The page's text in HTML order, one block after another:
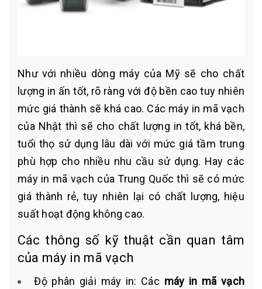
Như với nhiều dòng máy của Mỹ sẽ cho chất
lượng in ấn tốt, rõ ràng với độ bền cao tuy nhiên
mức giá thành sẽ khá cao. Các máy in mã vạch
của Nhật thì sẽ cho chất lượng in tốt, khá bền,
tuổi thọ sử dụng lâu dài với mức giá tầm trung
phù hợp cho nhiều nhu cầu sử dụng. Hay các
máy in mã vạch của Trung Quốc thì sẽ có mức
giá thành rẻ, tuy nhiên lại có chất lượng, hiệu
suất hoạt động không cao.
Các thông số kỹ thuật cần quan tâm
của máy in mã vạch
Độ phân giải máy in: Các máy in mã vạch